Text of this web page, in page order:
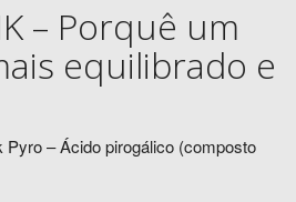
– Porquê um
equilibrado e
– Ácido pirogálico (composto